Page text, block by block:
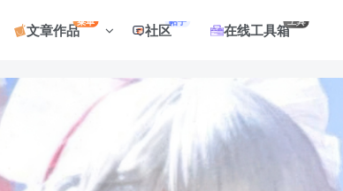
文章作品菜单 社区帖子 在线工具箱工具